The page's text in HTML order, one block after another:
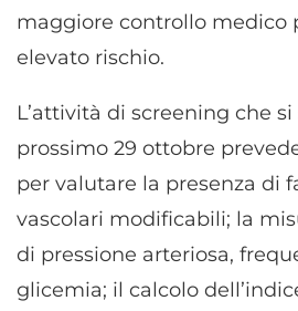
maggiore controllo medico
elevato rischio.
L’attività di screening che si
prossimo 29 ottobre
per valutare la presenza di
vascolari modificabili; la
di pressione arteriosa,
glicemia; il calcolo